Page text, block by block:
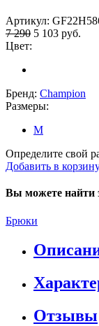
Артикул:
7 290 5 103 руб.
Цвет:
Бренд: Champion
Размеры:
M
Определите свой
Добавить в
Вы можете найти
Брюки
Отзывы